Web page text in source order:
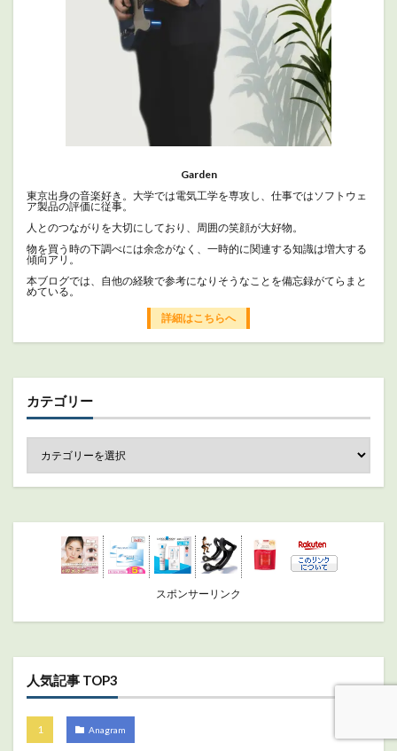
Garden
東京出身の音楽好き。大学では電気工学を専攻し、仕事ではソフトウェ
ア製品の評価に従事。
人とのつながりを大切にしており、周囲の笑顔が大好物。
物を買う時の下調べには余念がなく、一時的に関連する知識は増大する
傾向アリ。
本ブログでは、自他の経験で参考になりそうなことを備忘録がてらまと
めている。
詳細はこちらへ
カテゴリー
スポンサーリンク
人気記事 TOP3
Anagram